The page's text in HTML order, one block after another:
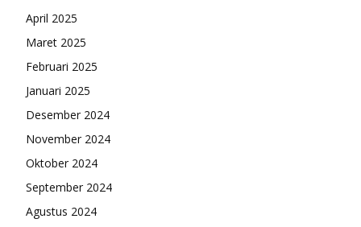
April 2025
Maret 2025
Februari 2025
Januari 2025
Desember 2024
November 2024
Oktober 2024
September 2024
Agustus 2024